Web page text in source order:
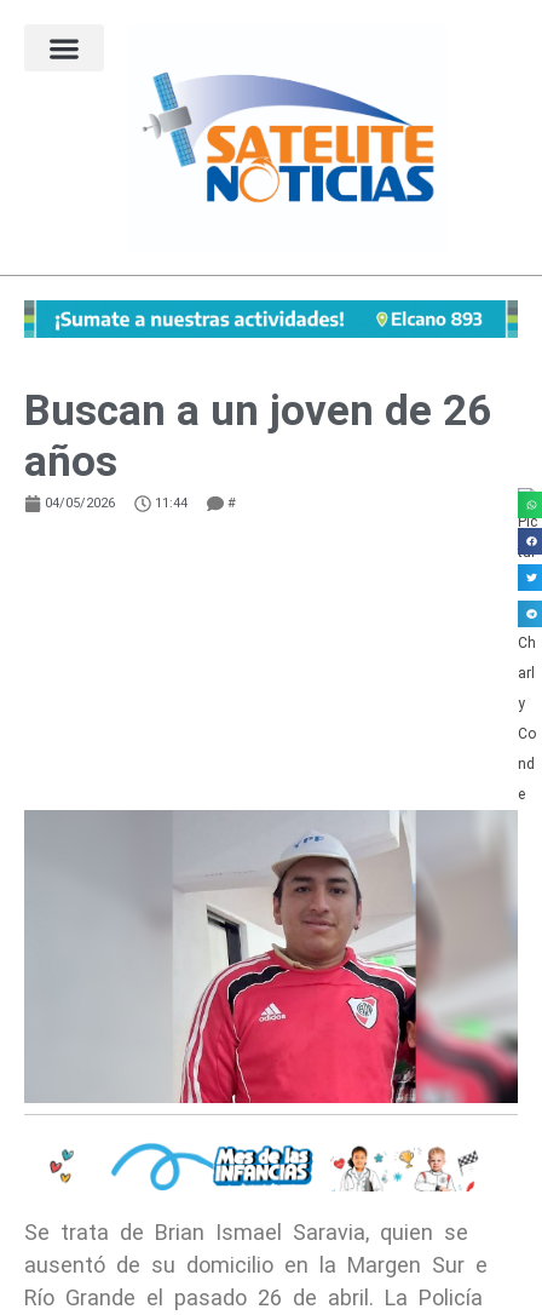
Buscan a un joven de 26
años
04/05/2026 11:44 #
Se trata de Brian Ismael Saravia, quien se
ausentó de su domicilio en la Margen Sur e
Río Grande el pasado 26 de abril. La Policía